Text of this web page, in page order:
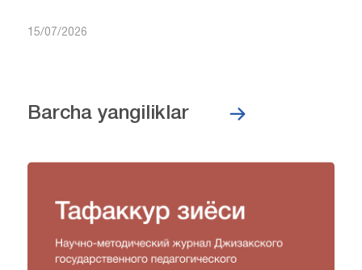
15/07/2026
Barcha yangiliklar